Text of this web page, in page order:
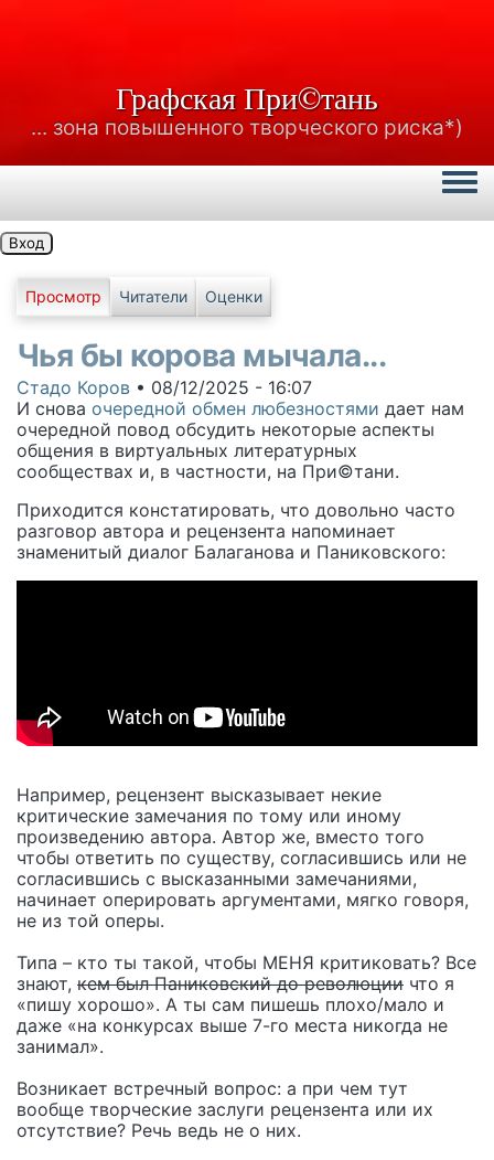
Графская При©тань
... зона повышенного творческого риска*)
Вход
Главные вкладки
Просмотр Читатели Оценки
Чья бы корова мычала...
Стадо Коров • 08/12/2025 - 16:07
И снова очередной обмен любезностями дает нам
очередной повод обсудить некоторые аспекты
общения в виртуальных литературных
сообществах и, в частности, на При©тани.
Приходится констатировать, что довольно часто
разговор автора и рецензента напоминает
знаменитый диалог Балаганова и Паниковского:
Например, рецензент высказывает некие
критические замечания по тому или иному
произведению автора. Автор же, вместо того
чтобы ответить по существу, согласившись или не
согласившись с высказанными замечаниями,
начинает оперировать аргументами, мягко говоря,
не из той оперы.
Типа – кто ты такой, чтобы МЕНЯ критиковать? Все
знают, кем был Паниковский до революции что я
«пишу хорошо». А ты сам пишешь плохо/мало и
даже «на конкурсах выше 7-го места никогда не
занимал».
Возникает встречный вопрос: а при чем тут
вообще творческие заслуги рецензента или их
отсутствие? Речь ведь не о них.